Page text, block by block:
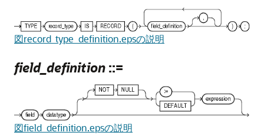
図record_type_definition.epsの説明
field_definition ::=
図field_definition.epsの説明